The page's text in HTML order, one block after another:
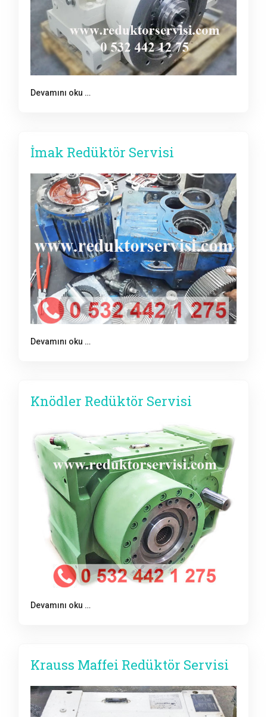
Devamını oku …
İmak Redüktör Servisi
Devamını oku …
Knödler Redüktör Servisi
Devamını oku …
Krauss Maffei Redüktör Servisi